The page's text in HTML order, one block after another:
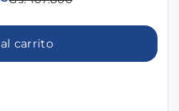
carrito